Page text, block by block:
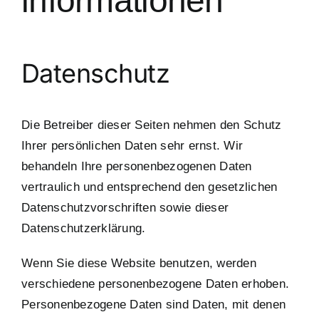
Datenschutz
Die Betreiber dieser Seiten nehmen den Schutz
Ihrer persönlichen Daten sehr ernst. Wir
behandeln Ihre personenbezogenen Daten
vertraulich und entsprechend den gesetzlichen
Datenschutzvorschriften sowie dieser
Datenschutzerklärung.
Wenn Sie diese Website benutzen, werden
verschiedene personenbezogene Daten erhoben.
Personenbezogene Daten sind Daten, mit denen